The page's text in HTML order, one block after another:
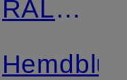
RALPH
LAUREN